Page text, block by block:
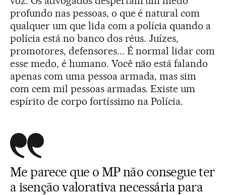
profundo nas pessoas, o que é natural com
qualquer um que lida com a polícia quando a
polícia está no banco dos réus. Juízes,
promotores, defensores... É normal lidar com
esse medo, é humano. Você não está falando
apenas com uma pessoa armada, mas sim
com cem mil pessoas armadas. Existe um
espírito de corpo fortíssimo na Polícia.
Me parece que o MP não consegue ter
a isenção valorativa necessária para